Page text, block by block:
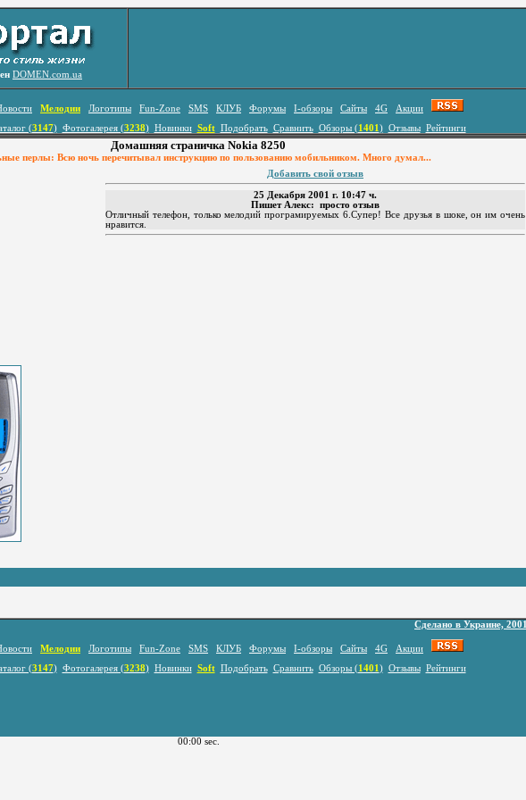
DOMEN.com.ua
Мелодии Логотипы Fun-Zone SMS КЛУБ Форумы I-обзоры Сайты 4G
Акции
(3147) Фотогалерея (3238) Новинки Soft Подобрать Сравнить Обзоры (1401 ) Отзывы Рейтинги
Домашняя страничка Nokia 8250
перлы: Всю ночь перечитывал инструкцию по пользованию мобильником. Много думал...
Добавить свой отзыв
25 Декабря 2001 г. 10:47 ч.
Пишет Алекс: просто отзыв
Отличный телефон, только мелодий програмируемых 6.Супер! Все друзья в шоке, он им очень
нравится.
Сделано в Украине, 2001
Мелодии Логотипы Fun-Zone SMS КЛУБ Форумы I-обзоры Сайты 4G
Акции
(3147) Фотогалерея (3238) Новинки Soft Подобрать Сравнить Обзоры (1401 ) Отзывы Рейтинги
00:00 sec.